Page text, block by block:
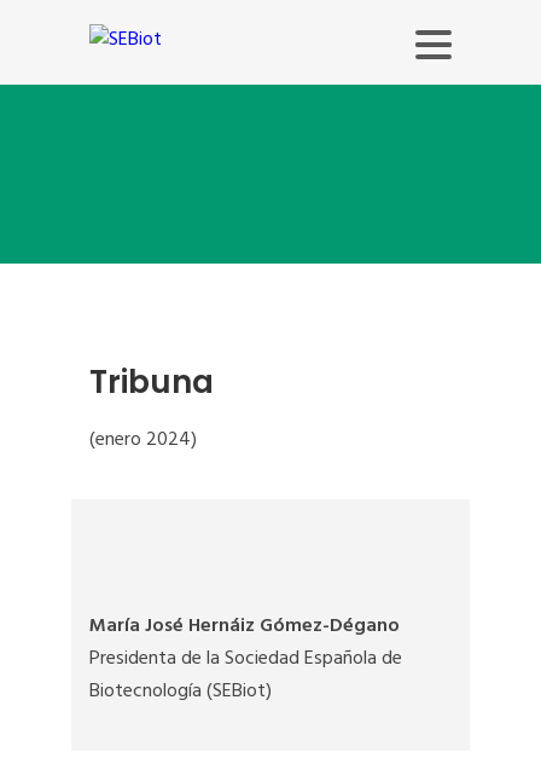
Tribuna
(enero 2024)
María José Hernáiz Gómez-Dégano
Presidenta de la Sociedad Española de
Biotecnología (SEBiot)